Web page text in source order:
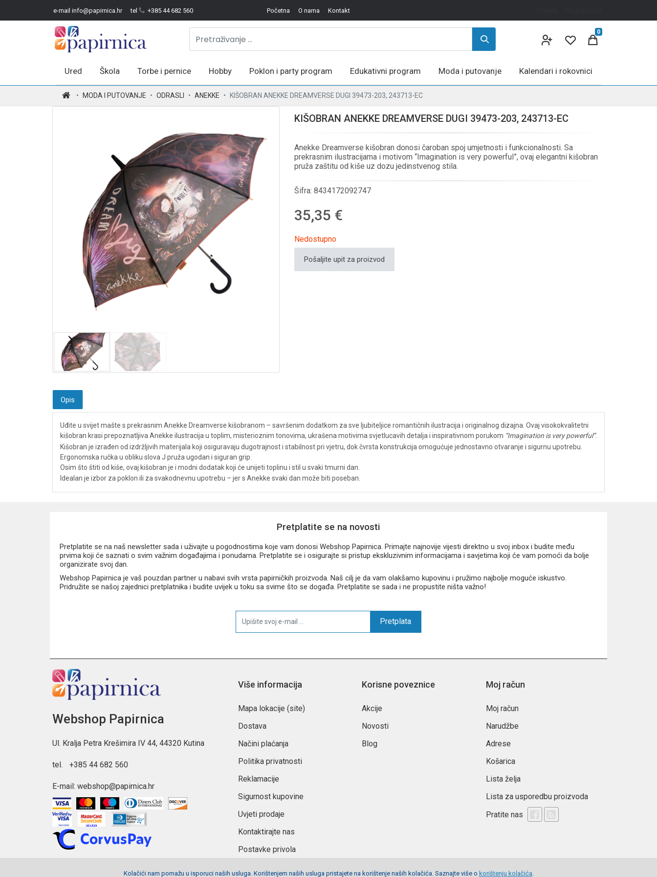
e-mail info@papirnica.hr tel +385 44 682 560 Početna O nama Kontakt
0
Ured Škola Torbe i pernice Hobby Poklon i party program Edukativni program Moda i putovanje Kalendari i rokovnici
MODA I PUTOVANJE ODRASLI ANEKKE KIŠOBRAN ANEKKE DREAMVERSE DUGI 39473-203, 243713-EC
KIŠOBRAN ANEKKE DREAMVERSE DUGI 39473-203, 243713-EC
Anekke Dreamverse kišobran donosi čaroban spoj umjetnosti i funkcionalnosti. Sa
prekrasnim ilustracijama i motivom “Imagination is very powerful”, ovaj elegantni kišobran
pruža zaštitu od kiše uz dozu jedinstvenog stila.
Šifra: 8434172092747
35,35 €
Nedostupno
Pošaljite upit za proizvod
Opis
Uđite u svijet mašte s prekrasnim Anekke Dreamverse kišobranom – savršenim dodatkom za sve ljubiteljice romantičnih ilustracija i originalnog dizajna. Ovaj visokokvalitetni
kišobran krasi prepoznatljiva Anekke ilustracija u toplim, misterioznim tonovima, ukrašena motivima svjetlucavih detalja i inspirativnom porukom “Imagination is very powerful”.
Kišobran je izrađen od izdržljivih materijala koji osiguravaju dugotrajnost i stabilnost pri vjetru, dok čvrsta konstrukcija omogućuje jednostavno otvaranje i sigurnu upotrebu.
Ergonomska ručka u obliku slova J pruža ugodan i siguran grip.
Osim što štiti od kiše, ovaj kišobran je i modni dodatak koji će unijeti toplinu i stil u svaki tmurni dan.
Idealan je izbor za poklon ili za svakodnevnu upotrebu – jer s Anekke svaki dan može biti poseban.
Pretplatite se na novosti
Pretplatite se na naš newsletter sada i uživajte u pogodnostima koje vam donosi Webshop Papirnica. Primajte najnovije vijesti direktno u svoj inbox i budite među
prvima koji će saznati o svim važnim događajima i ponudama. Pretplatite se i osigurajte si pristup ekskluzivnim informacijama i savjetima koji će vam pomoći da bolje
organizirate svoj dan.
Webshop Papirnica je vaš pouzdan partner u nabavi svih vrsta papirničkih proizvoda. Naš cilj je da vam olakšamo kupovinu i pružimo najbolje moguće iskustvo.
Pridružite se našoj zajednici pretplatnika i budite uvijek u toku sa svime što se događa. Pretplatite se sada i ne propustite ništa važno!
Pretplata
Webshop Papirnica
Ul. Kralja Petra Krešimira IV 44, 44320 Kutina
tel. +385 44 682 560
E-mail: webshop@papirnica.hr
Više informacija
Mapa lokacije (site)
Dostava
Načini plaćanja
Politika privatnosti
Reklamacije
Sigurnost kupovine
Uvjeti prodaje
Kontaktirajte nas
Postavke privola
Korisne poveznice
Akcije
Novosti
Blog
Moj račun
Moj račun
Narudžbe
Adrese
Košarica
Lista želja
Lista za usporedbu proizvoda
Pratite nas
Kolačići nam pomažu u isporuci naših usluga. Korištenjem naših usluga pristajete na korištenje naših kolačića. Saznajte više o korištenju kolačića.